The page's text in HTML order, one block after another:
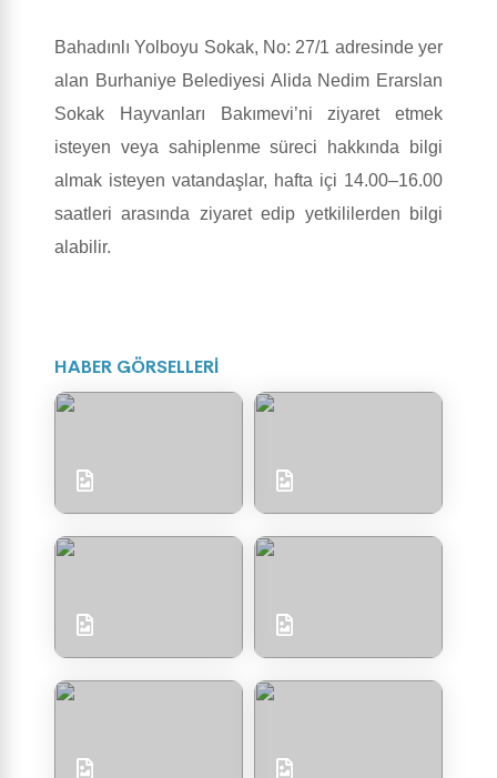
Bahadınlı Yolboyu Sokak, No: 27/1 adresinde yer
alan Burhaniye Belediyesi Alida Nedim Erarslan
Sokak Hayvanları Bakımevi’ni ziyaret etmek
isteyen veya sahiplenme süreci hakkında bilgi
almak isteyen vatandaşlar, hafta içi 14.00–16.00
saatleri arasında ziyaret edip yetkililerden bilgi
alabilir.
HABER GÖRSELLERİ